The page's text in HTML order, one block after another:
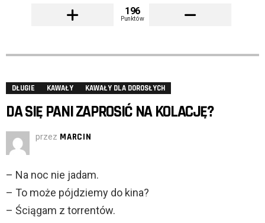
196
Punktów
DŁUGIE KAWAŁY KAWAŁY DLA DOROSŁYCH
DA SIĘ PANI ZAPROSIĆ NA KOLACJĘ?
przez MARCIN
– Na noc nie jadam.
– To może pójdziemy do kina?
– Ściągam z torrentów.